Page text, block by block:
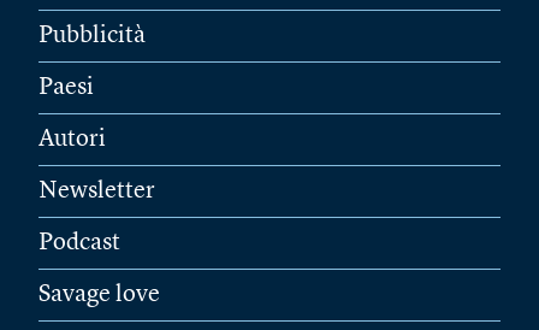
Pubblicità
Paesi
Autori
Newsletter
Podcast
Savage love